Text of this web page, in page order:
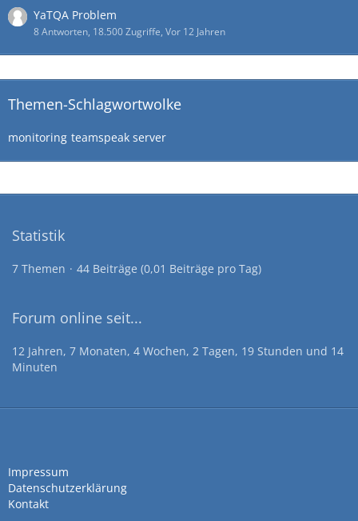
YaTQA Problem
8 Antworten, 18.500 Zugriffe, Vor 12 Jahren
Themen-Schlagwortwolke
monitoring teamspeak server
Statistik
7 Themen 44 Beiträge (0,01 Beiträge pro Tag)
Forum online seit...
12 Jahren, 7 Monaten, 4 Wochen, 2 Tagen, 19 Stunden und 14
Minuten
Impressum
Datenschutzerklärung
Kontakt